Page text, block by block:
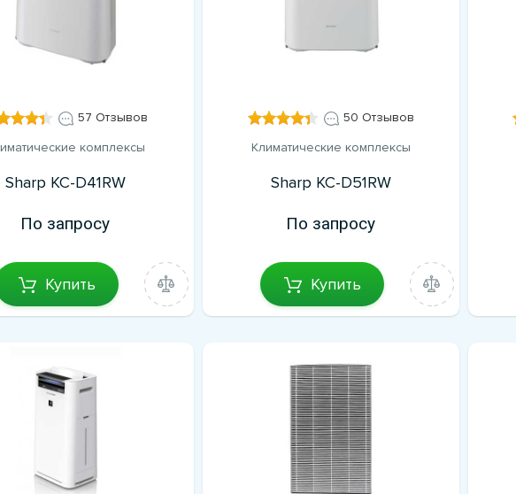
57 Отзывов
комплексы
Sharp KC-D41RW
По запросу
Купить
50 Отзывов
Климатические комплексы
Sharp KC-D51RW
По запросу
Купить